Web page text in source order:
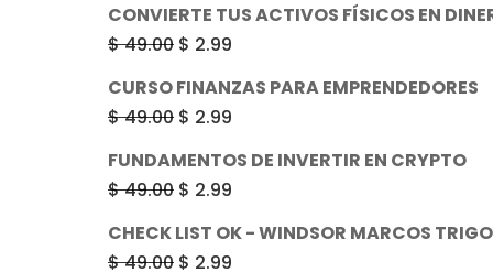
original
era:
$ 49.00.$ 2.99.
CONVIERTE TUS ACTIVOS FÍSICOS EN
$49.00 El
original
era:
$ 49.00.
$ 2.99
$ 2.99.
CURSO FINANZAS PARA EMPRENDEDORES
$49.00 El
original
era:
$ 49.00.
$ 2.99
$ 2.99.
FUNDAMENTOS DE INVERTIR EN CRYPTO
$49.00 El
original
$ 2.99
CHECK LIST OK - WINDSOR MARCOS TRIGO
$49.00 El
$ 2.99